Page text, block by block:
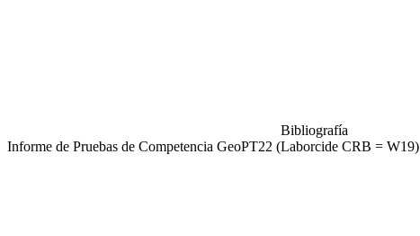
Bibliografía
Informe de Pruebas de Competencia GeoPT22 (Laborcide CRB = W19)